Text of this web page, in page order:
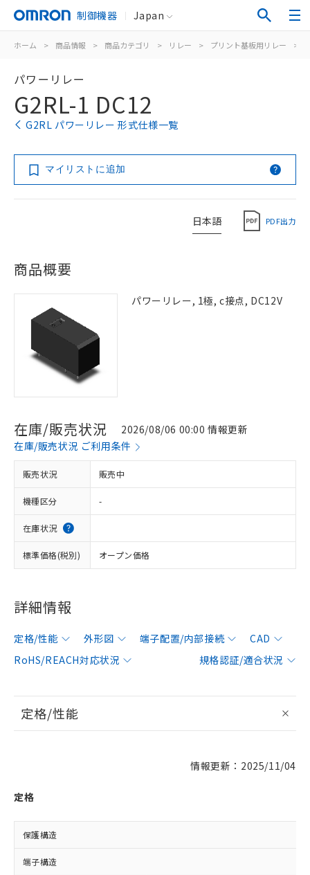
制御機器 Japan
ホーム > 商品情報 > 商品カテゴリ > リレー > プリント基板用リレー >
パワーリレー
G2RL-1 DC12
G2RL パワーリレー 形式仕様一覧
マイリストに追加
日本語 PDF出力
商品概要
パワーリレー, 1極, c接点, DC12V
在庫/販売状況
2026/08/06 00:00 情報更新
在庫/販売状況 ご利用条件
販売状況 販売中
機種区分 -
在庫状況
標準価格(税別) オープン価格
詳細情報
定格/性能 外形図 端子配置/内部接続
CAD
RoHS/REACH対応状況
規格認証/適合状況
定格/性能
情報更新：2025/11/04
定格
保護構造
端子構造